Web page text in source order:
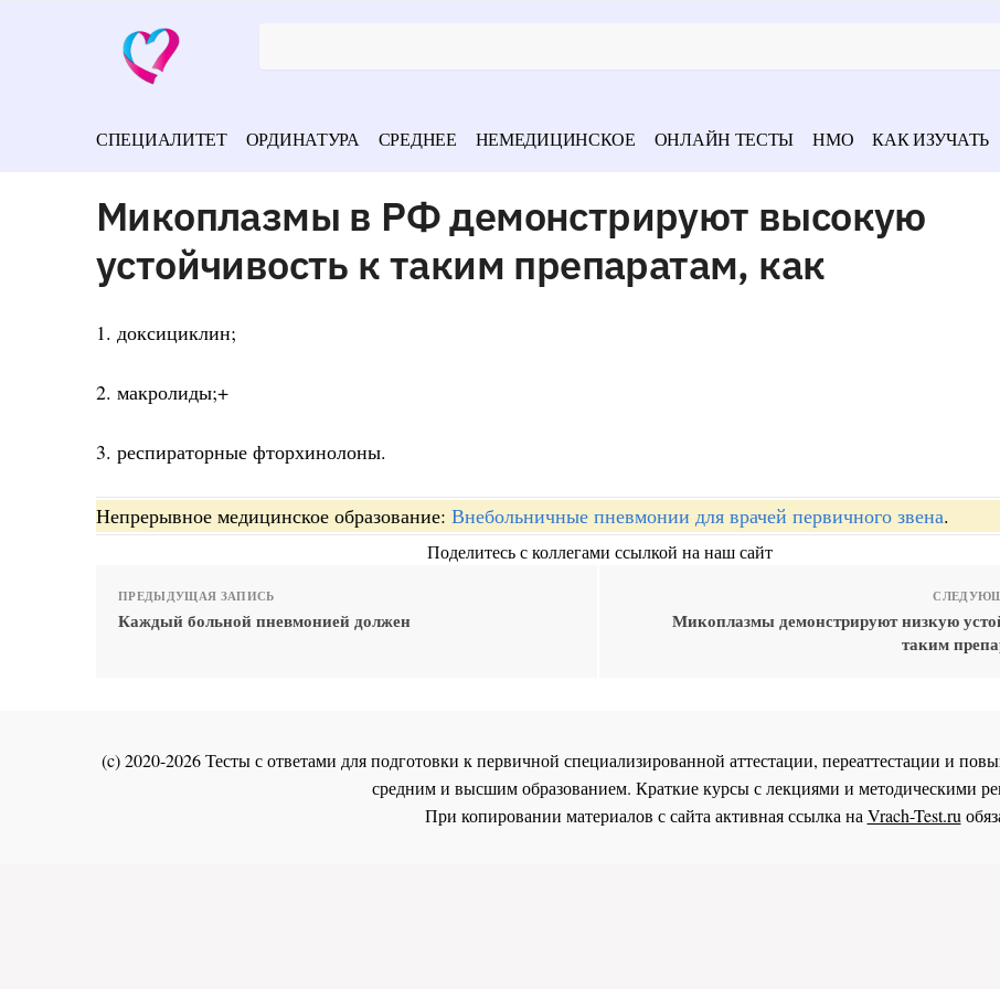
СПЕЦИАЛИТЕТ ОРДИНАТУРА СРЕДНЕЕ НЕМЕДИЦИНСКОЕ ОНЛАЙН ТЕСТЫ НМО КАК ИЗУЧАТЬ
Микоплазмы в РФ демонстрируют высокую
устойчивость к таким препаратам, как
1. доксициклин;
2. макролиды;+
3. респираторные фторхинолоны.
Непрерывное медицинское образование: Внебольничные пневмонии для врачей первичного звена.
Поделитесь с коллегами ссылкой на наш сайт
ПРЕДЫДУЩАЯ ЗАПИСЬ
Каждый больной пневмонией должен
Микоплазмы демонстрируют низкую
таким
(c) 2020-2026 Тесты с ответами для подготовки к первичной специализированной аттестации, переаттестации и
средним и высшим образованием. Краткие курсы с лекциями и методическими
При копировании материалов с сайта активная ссылка на Vrach-Test.ru